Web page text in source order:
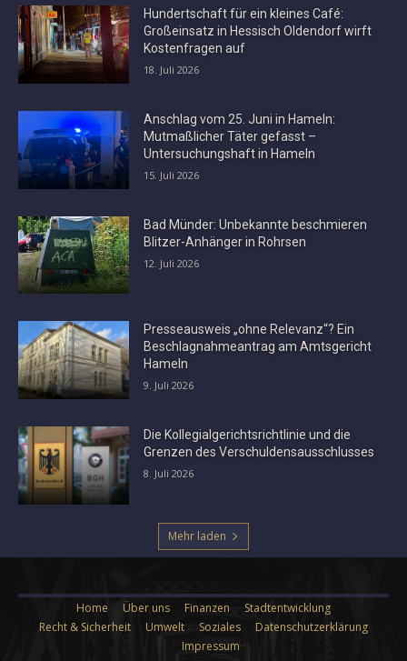
Hundertschaft für ein kleines Café:
Großeinsatz in Hessisch Oldendorf wirft
Kostenfragen auf
18. Juli 2026
Anschlag vom 25. Juni in Hameln:
Mutmaßlicher Täter gefasst –
Untersuchungshaft in Hameln
15. Juli 2026
Bad Münder: Unbekannte beschmieren
Blitzer-Anhänger in Rohrsen
12. Juli 2026
Presseausweis „ohne Relevanz“? Ein
Beschlagnahmeantrag am Amtsgericht
Hameln
9. Juli 2026
Die Kollegialgerichtsrichtlinie und die
Grenzen des Verschuldensausschlusses
8. Juli 2026
Mehr laden
Home Über uns Finanzen
Stadtentwicklung
Recht & Sicherheit
Umwelt Soziales
Datenschutzerklärung
Impressum